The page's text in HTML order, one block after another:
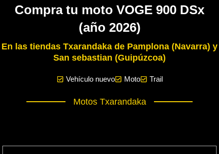
Compra tu moto VOGE 900 DSx
(año 2026)
En las tiendas Txarandaka de Pamplona (Navarra) y
San sebastian (Guipúzcoa)
Vehículo nuevo Moto Trail
Motos Txarandaka